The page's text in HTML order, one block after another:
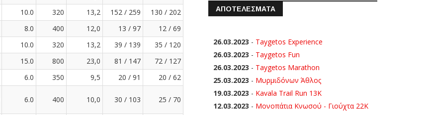
10.0 320 13,2 152 / 259
130 / 202
8.0 400 12,0 13 / 97
12 / 69
10.0 320 13,2 39 / 139
35 / 120
15.0 800 23,0 81 / 147
72 / 127
6.0 350 9,5 20 / 91
20 / 62
6.0 400 10,0 30 / 103 25 / 70
ΑΠΟΤΕΛΕΣΜΑΤΑ
26.03.2023 - Taygetos Experience
26.03.2023 - Taygetos Fun
26.03.2023 - Taygetos Marathon
25.03.2023 - Μυρμιδόνων Άθλος
19.03.2023 - Kavala Trail Run 13K
12.03.2023 - Μονοπάτια Κνωσού - Γιούχτα 22Κ